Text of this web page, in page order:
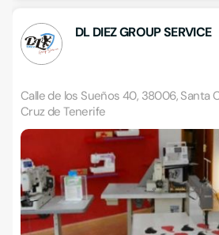
DL DIEZ GROUP SERVICE
Calle de los Sueños 40, 38006, Santa
Cruz de Tenerife